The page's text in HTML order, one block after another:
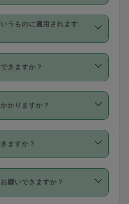
信後、個別にタスカジさ
を送り調整してくださ
間を越えての調整はで
場合、損害保険の対象外
での作業や危険作業、屋
象外です。
食やレストランで料理関
事されていた方、日本で
パーや英語の先生とし
いるフィリピン出身の
バックグラウンドの方が
。
方など様々です。
いますので、各自の得意
い。
自事務局との面接と説明
その後、身分証明書の
いただいています。外国
タスカジさんトレーニ
たセルフトレーニングの
受け、合格したタスカ
れています。
の講評は１件目のレビュ
タスカジさんの登録に際
うものに適用されます
ジさんとの間でタスカジ
作業時間内での作業に
作業範囲は、掃除、洗
を壊したり、人にけが
場合が対象で、補償金額
きますか？
を起点に3日後（72時間
受付可能となっていま
募集」をかけることが
かりますか？
は、以下の2種類がありま
ル（定期、スポット契約
ますか？
というメニューはありま
み」依頼を活用するこ
に入ったタスカジさんを
願いできますか？